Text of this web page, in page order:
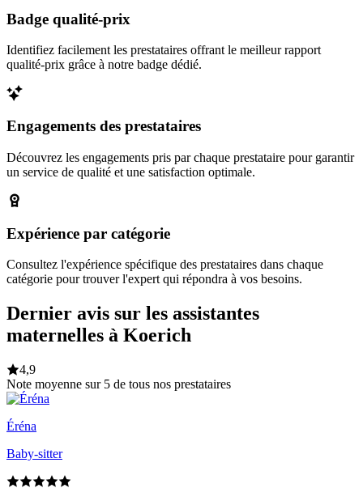
Badge qualité-prix
Identifiez facilement les prestataires offrant le meilleur rapport
qualité-prix grâce à notre badge dédié.
Engagements des prestataires
Découvrez les engagements pris par chaque prestataire pour garantir
un service de qualité et une satisfaction optimale.
Expérience par catégorie
Consultez l'expérience spécifique des prestataires dans chaque
catégorie pour trouver l'expert qui répondra à vos besoins.
Dernier avis sur les assistantes
maternelles à Koerich
4,9
Note moyenne sur 5 de tous nos prestataires
Éréna
Baby-sitter